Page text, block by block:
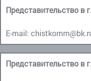
Представительство в
E-mail:
Представительство в